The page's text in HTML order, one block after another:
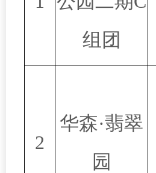
组团
2
华森·翡翠
园